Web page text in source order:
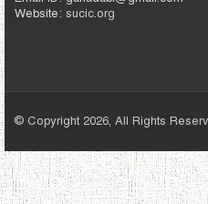
Website: sucic.org
© Copyright 2026, All Rights